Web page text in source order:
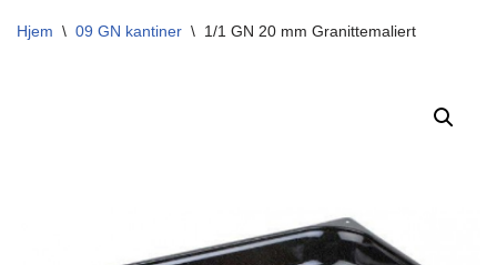
Hjem \ 09 GN kantiner \ 1/1 GN 20 mm Granittemaliert